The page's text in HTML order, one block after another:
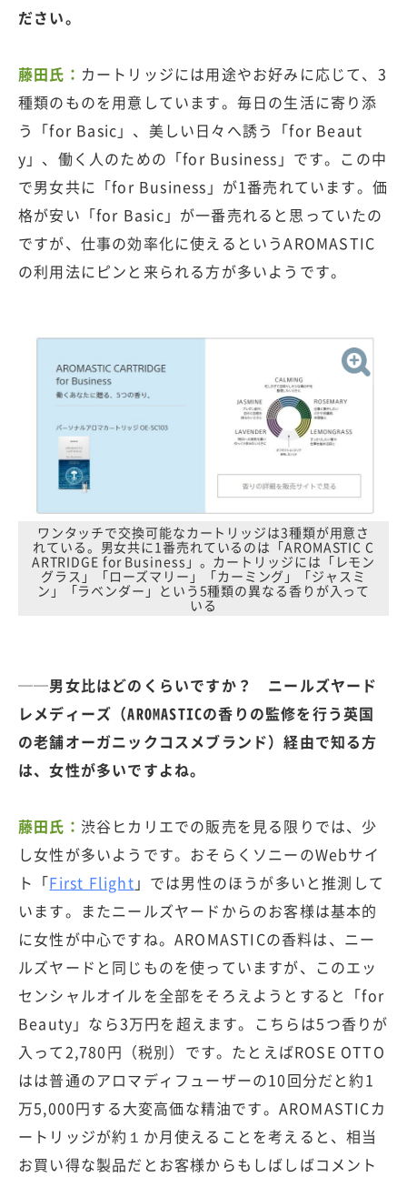
ださい。
藤田氏： カートリッジには用途やお好みに応じて、3
種類のものを用意しています。毎日の生活に寄り添
う「for Basic」、美しい日々へ誘う「for Beaut
y」、働く人のための「for Business」です。この中
で男女共に「for Business」が1番売れています。価
格が安い「for Basic」が一番売れると思っていたの
ですが、仕事の効率化に使えるというAROMASTIC
の利用法にピンと来られる方が多いようです。
ワンタッチで交換可能なカートリッジは3種類が用意さ
れている。男女共に1番売れているのは「AROMASTIC C
ARTRIDGE for Business」。カートリッジには「レモン
グラス」「ローズマリー」「カーミング」「ジャスミ
ン」「ラベンダー」という5種類の異なる香りが入って
いる
──男女比はどのくらいですか？ ニールズヤード
レメディーズ（AROMASTICの香りの監修を行う英国
の老舗オーガニックコスメブランド）経由で知る方
は、女性が多いですよね。
藤田氏： 渋谷ヒカリエでの販売を見る限りでは、少
し女性が多いようです。おそらくソニーのWebサイ
ト「First Flight 」では男性のほうが多いと推測して
います。またニールズヤードからのお客様は基本的
に女性が中心ですね。AROMASTICの香料は、ニー
ルズヤードと同じものを使っていますが、このエッ
センシャルオイルを全部をそろえようとすると「for
Beauty」なら3万円を超えます。こちらは5つ香りが
入って2,780円（税別）です。たとえばROSE OTTO
はは普通のアロマディフューザーの10回分だと約1
万5,000円する大変高価な精油です。AROMASTICカ
ートリッジが約１か月使えることを考えると、相当
お買い得な製品だとお客様からもしばしばコメント